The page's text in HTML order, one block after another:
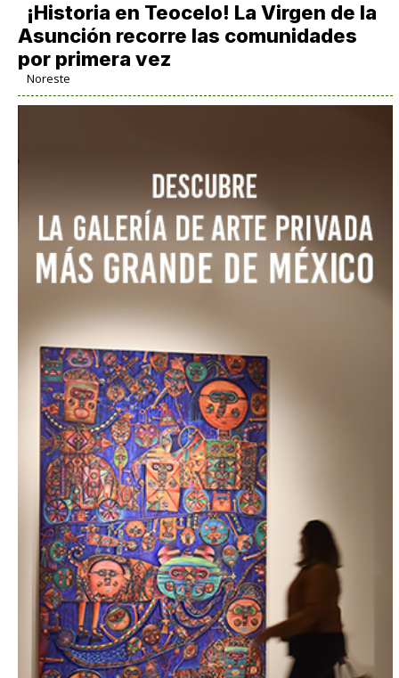
​¡Historia en Teocelo! La Virgen de la
Asunción recorre las comunidades
por primera vez
Noreste